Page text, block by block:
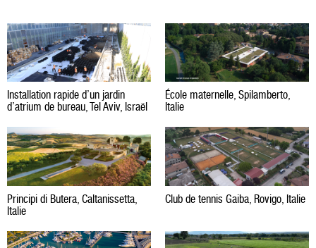
Installation rapide d’un jardin
d’atrium de bureau, Tel Aviv, Israël
École maternelle, Spilamberto,
Italie
Principi di Butera, Caltanissetta,
Italie
Club de tennis Gaiba, Rovigo, Italie